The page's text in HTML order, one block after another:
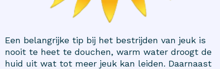
Een belangrijke tip bij het bestrijden van jeuk is
nooit te heet te douchen, warm water droogt de
huid uit wat tot meer jeuk kan leiden. Daarnaast